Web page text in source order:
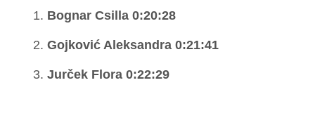
Bognar Csilla 0:20:28
Gojković Aleksandra 0:21:41
Jurček Flora 0:22:29